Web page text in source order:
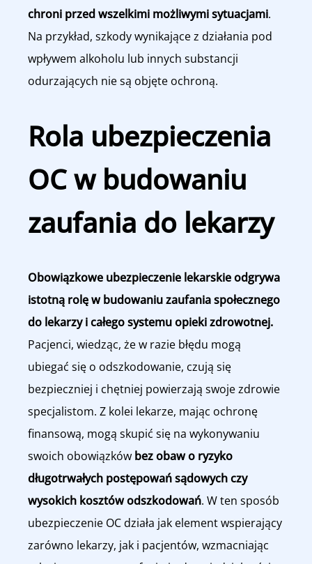
chroni przed wszelkimi możliwymi sytuacjami.
Na przykład, szkody wynikające z działania pod
wpływem alkoholu lub innych substancji
odurzających nie są objęte ochroną.
Rola ubezpieczenia
OC w budowaniu
zaufania do lekarzy
Obowiązkowe ubezpieczenie lekarskie odgrywa
istotną rolę w budowaniu zaufania społecznego
do lekarzy i całego systemu opieki zdrowotnej.
Pacjenci, wiedząc, że w razie błędu mogą
ubiegać się o odszkodowanie, czują się
bezpieczniej i chętniej powierzają swoje zdrowie
specjalistom. Z kolei lekarze, mając ochronę
finansową, mogą skupić się na wykonywaniu
swoich obowiązków bez obaw o ryzyko
długotrwałych postępowań sądowych czy
wysokich kosztów odszkodowań. W ten sposób
ubezpieczenie OC działa jak element wspierający
zarówno lekarzy, jak i pacjentów, wzmacniając